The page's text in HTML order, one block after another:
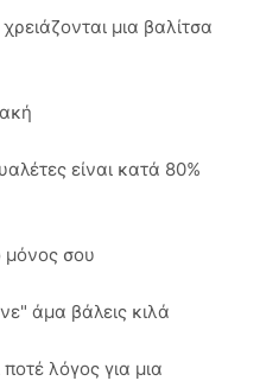
μια βαλίτσα
είναι κατά 80%
μόνος σου
άμα βάλεις κιλά
λόγος για μια